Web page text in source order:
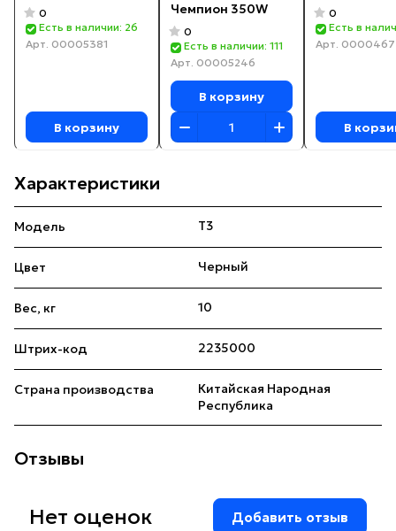
0
Есть в наличии: 26
Арт. 00005381
В корзину
Чемпион 350W
0
Есть в наличии: 111
Арт. 00005246
В корзину
0
Есть в
Арт.
В
Характеристики
Модель T3
Цвет Черный
Вес, кг 10
Штрих-код 2235000
Страна производства
Китайская Народная
Республика
Отзывы
Нет оценок Добавить отзыв